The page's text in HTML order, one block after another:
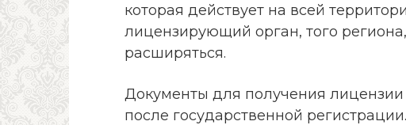
которая действует на всей
лицензирующий орган, того
расширяться.
Документы для получения
после государственной